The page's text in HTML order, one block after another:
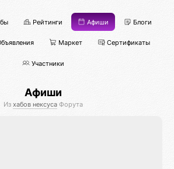
Рейтинги Афиши Блоги
Маркет Сертификаты
Участники
Афиши
Из хабов нексуса Форута